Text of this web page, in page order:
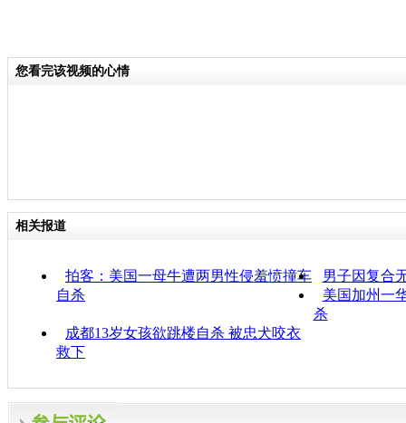
您看完该视频的心情
相关报道
拍客：美国一母牛遭两男性侵羞愤撞车
自杀
男子因复合
美国加州一
杀
成都13岁女孩欲跳楼自杀 被忠犬咬衣
救下